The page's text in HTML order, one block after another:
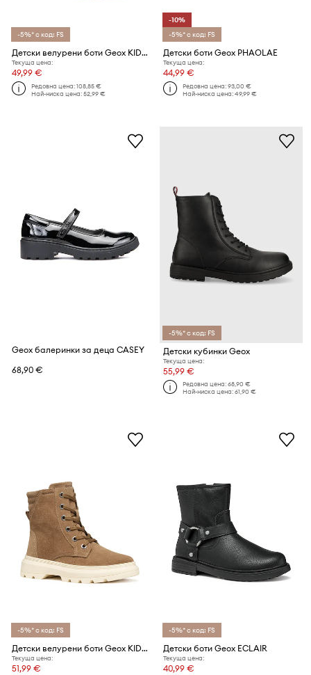
-5%* с код: FS
Детски велурени боти Geox KIDDARTAH
Текуща цена:
49,99 €
Редовна цена:108,85 €
Най-ниска цена:52,99 €
-10%
-5%* с код: FS
Детски боти Geox PHAOLAE
Текуща цена:
44,99 €
Редовна цена:93,00 €
Най-ниска цена:49,99 €
Geox балеринки за деца CASEY
68,90 €
-5%* с код: FS
Детски кубинки Geox
Текуща цена:
55,99 €
Редовна цена:68,90 €
Най-ниска цена:61,90 €
-5%* с код: FS
Детски велурени боти Geox KIDDARTAH
Текуща цена:
51,99 €
-5%* с код: FS
Детски боти Geox ECLAIR
Текуща цена:
40,99 €